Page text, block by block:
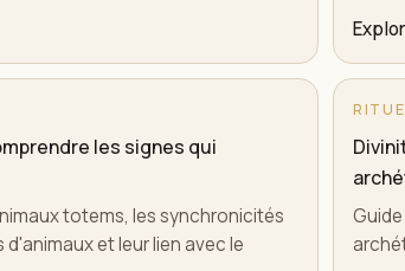
les signes qui
totems, les synchronicités
et leur lien avec le